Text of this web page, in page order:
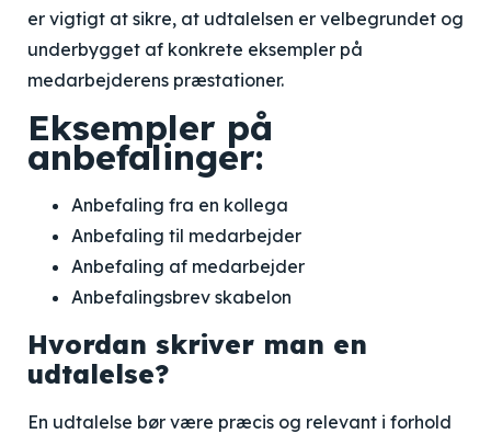
er vigtigt at sikre, at udtalelsen er velbegrundet og
underbygget af konkrete eksempler på
medarbejderens præstationer.
Eksempler på
anbefalinger:
Anbefaling fra en kollega
Anbefaling til medarbejder
Anbefaling af medarbejder
Anbefalingsbrev skabelon
Hvordan skriver man en
udtalelse?
En udtalelse bør være præcis og relevant i forhold